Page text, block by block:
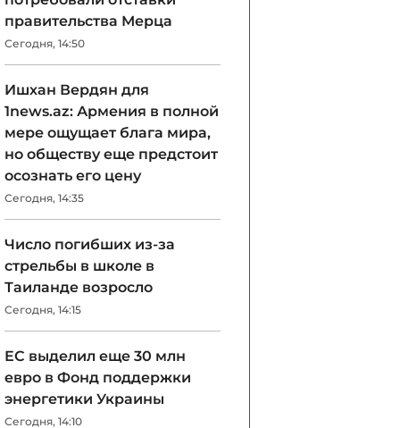
правительства Мерца
Сегодня, 14:50
Ишхан Вердян для
1news.az: Армения в полной
мере ощущает блага мира,
но обществу еще предстоит
осознать его цену
Сегодня, 14:35
Число погибших из-за
стрельбы в школе в
Таиланде возросло
Сегодня, 14:15
ЕС выделил еще 30 млн
евро в Фонд поддержки
энергетики Украины
Сегодня, 14:10